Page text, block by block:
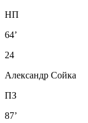
НП
64’
24
Александр Сойка
ПЗ
87’